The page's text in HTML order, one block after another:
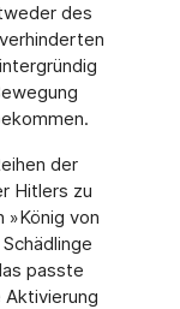
des
der
Hitlers zu
von
passte
Aktivierung